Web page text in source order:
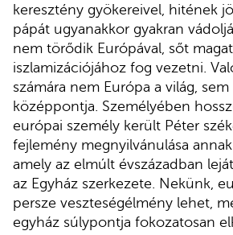
keresztény gyökereivel, hitének
pápát ugyanakkor gyakran
nem törődik Európával, sőt
iszlamizációjához fog vezetni.
számára nem Európa a világ, sem
középpontja. Személyében
európai személy került Péter
fejlemény megnyilvánulása
amely az elmúlt évszázadban
az Egyház szerkezete. Nekünk,
persze veszteségélmény lehet,
egyház súlypontja fokozatosan